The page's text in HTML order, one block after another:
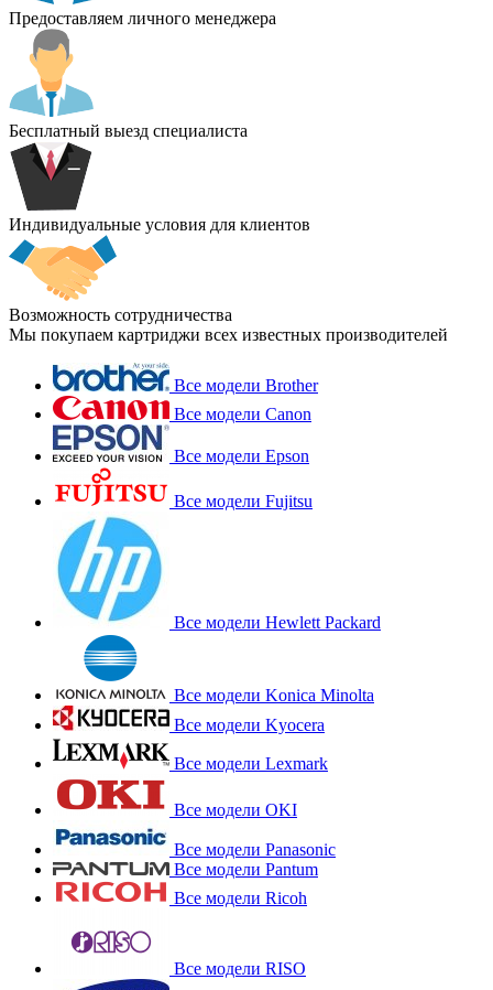
Предоставляем личного менеджера
Бесплатный выезд специалиста
Индивидуальные условия для клиентов
Возможность сотрудничества
Мы покупаем картриджи всех известных производителей
Все модели Brother
Все модели Canon
Все модели Epson
Все модели Fujitsu
Все модели Hewlett Packard
Все модели Konica Minolta
Все модели Kyocera
Все модели Lexmark
Все модели OKI
Все модели Panasonic
Все модели Pantum
Все модели Ricoh
Все модели RISO